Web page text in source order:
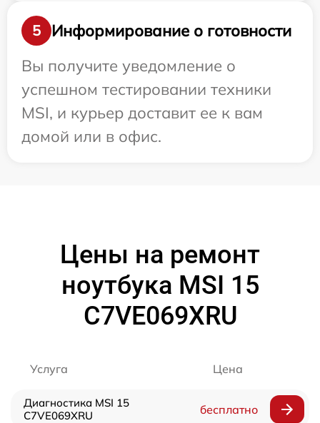
5
Информирование о готовности
Вы получите уведомление о
успешном тестировании техники
MSI, и курьер доставит ее к вам
домой или в офис.
Цены на ремонт
ноутбука MSI 15
C7VE069XRU
Услуга Цена
Диагностика MSI 15
C7VE069XRU
бесплатно